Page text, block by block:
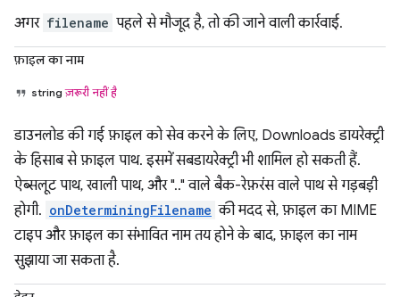
अगर filename पहले से मौजूद है, तो की जाने वाली कार्रवाई.
फ़ाइल का नाम
stringज़रूरी नहीं है
डाउनलोड की गई फ़ाइल को सेव करने के लिए, Downloads डायरेक्ट्री
के हिसाब से फ़ाइल पाथ. इसमें सबडायरेक्ट्री भी शामिल हो सकती हैं.
ऐब्सलूट पाथ, खाली पाथ, और ".." वाले बैक-रेफ़रंस वाले पाथ से गड़बड़ी
होगी. onDeterminingFilename की मदद से, फ़ाइल का MIME
टाइप और फ़ाइल का संभावित नाम तय होने के बाद, फ़ाइल का नाम
सुझाया जा सकता है.